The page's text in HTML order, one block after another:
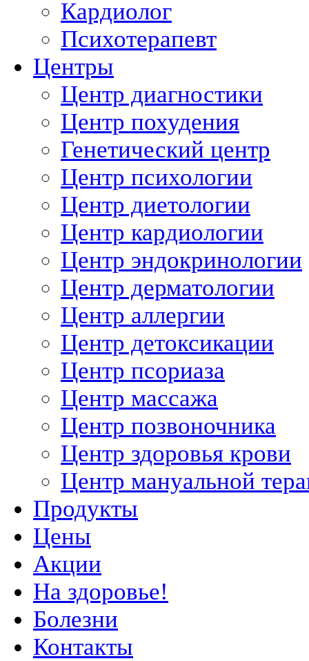
Кардиолог
Психотерапевт
Центры
Центр диагностики
Центр похудения
Генетический центр
Центр психологии
Центр диетологии
Центр кардиологии
Центр эндокринологии
Центр дерматологии
Центр аллергии
Центр детоксикации
Центр псориаза
Центр массажа
Центр позвоночника
Центр здоровья крови
Центр мануальной
Продукты
Цены
Акции
На здоровье!
Болезни
Контакты